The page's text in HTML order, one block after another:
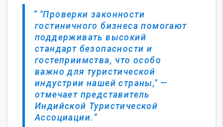
"Проверки законности
гостиничного бизнеса помогают
поддерживать высокий
стандарт безопасности и
гостеприимства, что особо
важно для туристической
индустрии нашей страны," —
отмечает представитель
Индийской Туристической
Ассоциации.